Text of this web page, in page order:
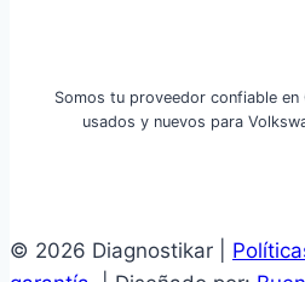
Somos tu proveedor confiable en
usados y nuevos para
© 2026 Diagnostikar |